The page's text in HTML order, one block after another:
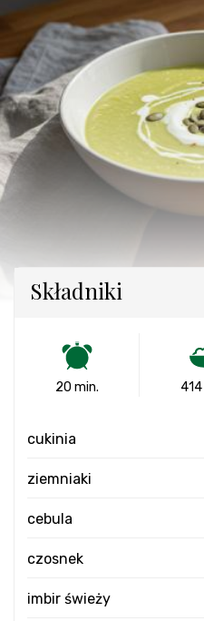
Składniki
20 min. 414
cukinia
ziemniaki
cebula
czosnek
imbir świeży